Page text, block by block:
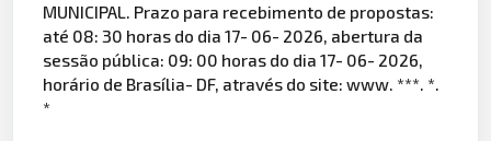
MUNICIPAL. Prazo para recebimento de propostas:
até 08: 30 horas do dia 17- 06- 2026, abertura da
sessão pública: 09: 00 horas do dia 17- 06- 2026,
horário de Brasília- DF, através do site: www. ***. *.
*